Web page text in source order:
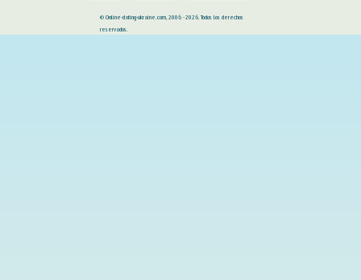
© Online-dating-ukraine.com, 2006 - 2026. Todos los derechos
reservados.